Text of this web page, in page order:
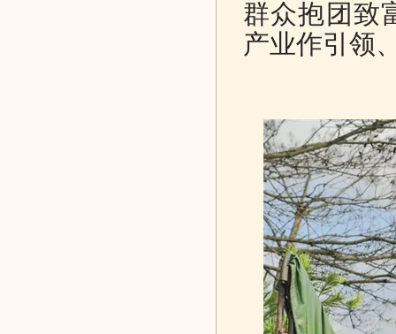
群众抱团致
产业作引领